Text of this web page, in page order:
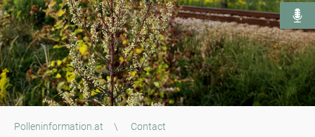
Polleninformation.at \ Contact